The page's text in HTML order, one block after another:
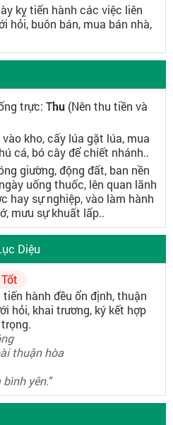
kỵ tiến hành các việc liên
hỏi, buôn bán, mua bán nhà,
trực: Thu (Nên thu tiền và
kho, cấy lúa gặt lúa, mua
cá, bó cây để chiết nhánh..
giường, động đất, ban nền
uống thuốc, lên quan lãnh
hay sự nghiệp, vào làm hành
mưu sự khuất lấp..
Diệu
Tốt
hành đều ổn định, thuận
hỏi, khai trương, ký kết hợp
thuận hòa
yên."